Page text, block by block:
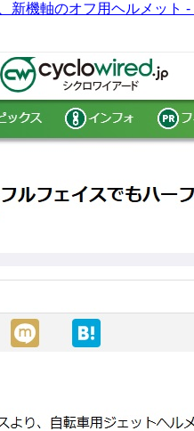
機軸のオフ用ヘルメット